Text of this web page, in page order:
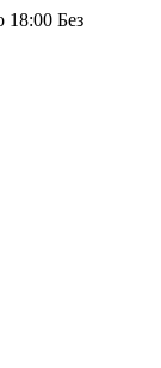
Без